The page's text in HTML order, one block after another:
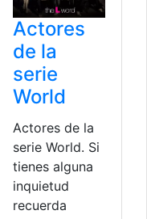
Actores
de la
serie
World
Actores de la
serie World. Si
tienes alguna
inquietud
recuerda